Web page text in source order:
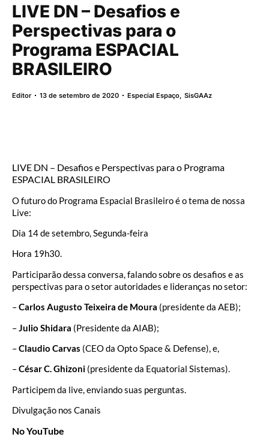
LIVE DN – Desafios e
Perspectivas para o
Programa ESPACIAL
BRASILEIRO
Editor 13 de setembro de 2020 Especial Espaço,SisGAAz
LIVE DN – Desafios e Perspectivas para o Programa
ESPACIAL BRASILEIRO
O futuro do Programa Espacial Brasileiro é o tema de nossa
Live:
Dia 14 de setembro, Segunda-feira
Hora 19h30.
Participarão dessa conversa, falando sobre os desafios e as
perspectivas para o setor autoridades e lideranças no setor:
–Carlos Augusto Teixeira de Moura (presidente da AEB);
– Julio Shidara (Presidente da AIAB);
–Claudio Carvas (CEO da Opto Space & Defense), e,
–César C. Ghizoni (presidente da Equatorial Sistemas).
Participem da live, enviando suas perguntas.
Divulgação nos Canais
No YouTube